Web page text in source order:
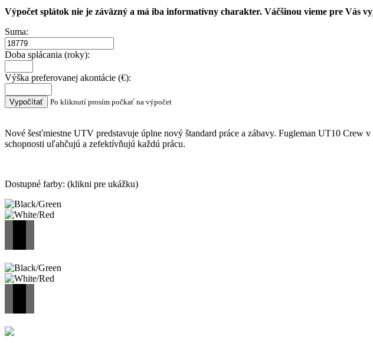
Výpočet splátok nie je záväzný a má iba informatívny charakter. Váčšinou vieme pre Vás
Suma:
Doba splácania (roky):
Výška preferovanej akontácie (€):
Po kliknutí prosím počkať na výpočet
Nové šesťmiestne UTV predstavuje úplne nový štandard práce a zábavy. Fugleman UT10
schopnosti uľahčujú a zefektívňujú každú prácu.
Dostupné farby: (klikni pre ukážku)